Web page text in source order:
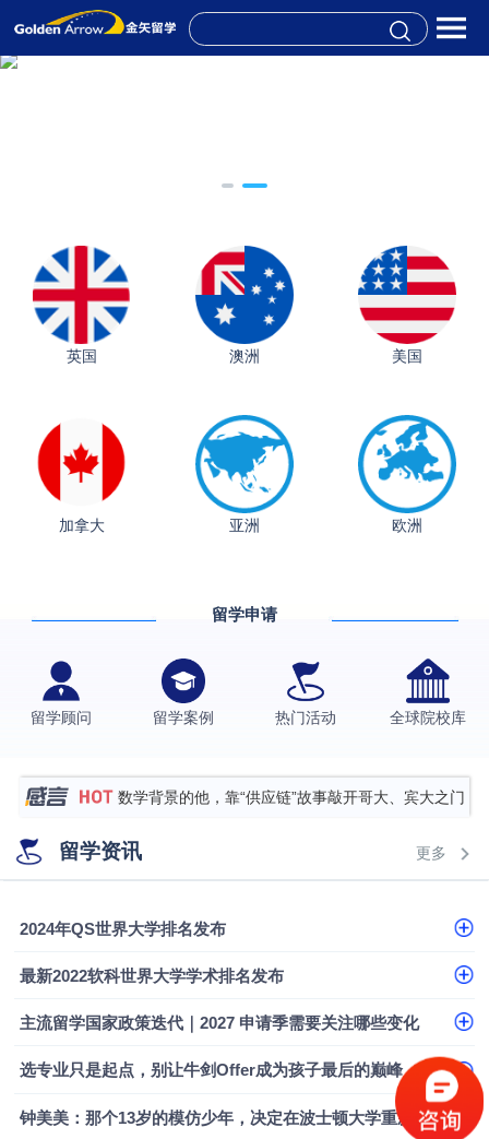
英国 澳洲 美国
加拿大 亚洲 欧洲
留学申请
留学顾问 留学案例 热门活动 全球院校库
从上海财大2+2到谢菲尔德：低均分逆袭QS百强金
伯明翰大学数字媒体与创意产业硕士录取案例
西南财经大学投资学背景，成功斩获英国名校多份
硕士录取
数学背景的他，靠“供应链”故事敲开哥大、宾大之门
专科逆袭伦敦大学学院UCL录取案例解析
香港浸会大学伦理与公共事务硕士录取
留学资讯 更多
2024年QS世界大学排名发布
最新2022软科世界大学学术排名发布
主流留学国家政策迭代｜2027 申请季需要关注哪些变化
选专业只是起点，别让牛剑Offer成为孩子最后的巅峰
钟美美：那个13岁的模仿少年，决定在波士顿大学重新定义自己